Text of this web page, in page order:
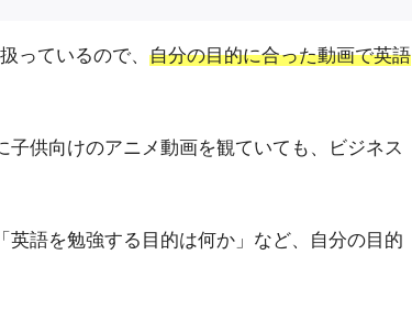
っているので、 自分の目的に合った動画で英語
供向けのアニメ動画を観ていても、ビジネス
英語を勉強する目的は何か」など、自分の目的